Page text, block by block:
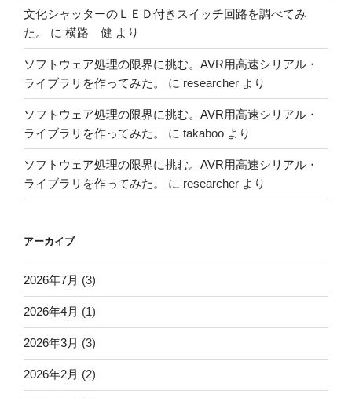
文化シャッターのＬＥＤ付きスイッチ回路を調べてみ
た。
に 横路 健 より
ソフトウェア処理の限界に挑む。AVR用高速シリアル・
ライブラリを作ってみた。
に researcher より
ソフトウェア処理の限界に挑む。AVR用高速シリアル・
ライブラリを作ってみた。
に takaboo より
ソフトウェア処理の限界に挑む。AVR用高速シリアル・
ライブラリを作ってみた。
に researcher より
アーカイブ
2026年7月 (3)
2026年4月 (1)
2026年3月 (3)
2026年2月 (2)